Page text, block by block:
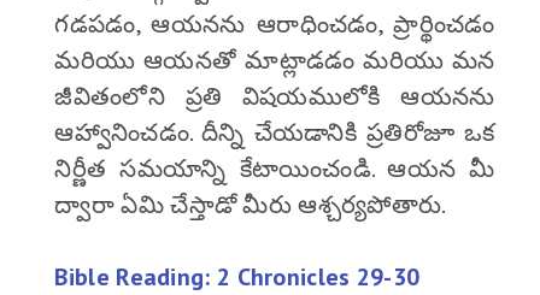
గడపడం, ఆయనను ఆరాధించడం, ప్రార్థించడం
మరియు ఆయనతో మాట్లాడడం మరియు మన
జీవితంలోని ప్రతి విషయములోకి ఆయనను
ఆహ్వానించడం. దీన్ని చేయడానికి ప్రతిరోజూ ఒక
నిర్ణీత సమయాన్ని కేటాయించండి. ఆయన మీ
ద్వారా ఏమి చేస్తాడో మీరు ఆశ్చర్యపోతారు.
Bible Reading: 2 Chronicles 29-30